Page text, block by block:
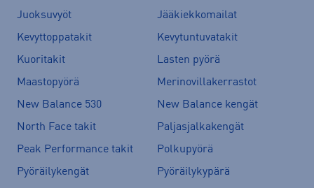
Juoksuvyöt
Jääkiekkomailat
Kevyttoppatakit
Kevytuntuvatakit
Kuoritakit
Lasten pyörä
Maastopyörä
Merinovillakerrastot
New Balance 530
New Balance kengät
North Face takit
Paljasjalkakengät
Peak Performance takit
Polkupyörä
Pyöräilykengät
Pyöräilykypärä